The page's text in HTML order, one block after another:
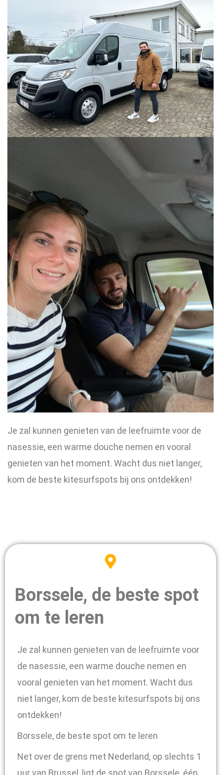
Je zal kunnen genieten van de leefruimte voor de
nasessie, een warme douche nemen en vooral
genieten van het moment. Wacht dus niet langer,
kom de beste kitesurfspots bij ons ontdekken!
Borssele, de beste spot
om te leren
Je zal kunnen genieten van de leefruimte voor
de nasessie, een warme douche nemen en
vooral genieten van het moment. Wacht dus
niet langer, kom de beste kitesurfspots bij ons
ontdekken!
Borssele, de beste spot om te leren
Net over de grens met Nederland, op slechts 1
uur van Brussel, ligt de spot van Borssele, één